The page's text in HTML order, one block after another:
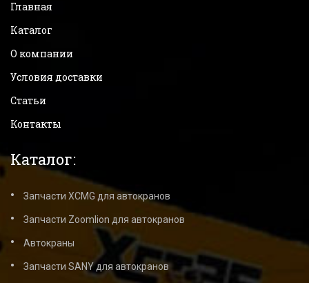
Главная
Каталог
О компании
Условия доставки
Статьи
Контакты
Каталог:
Запчасти XCMG для автокранов
Запчасти Zoomlion для автокранов
Автокраны
Запчасти SANY для автокранов